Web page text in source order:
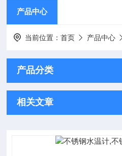
产品中心
当前位置：首页 产品中心
产品分类
相关文章